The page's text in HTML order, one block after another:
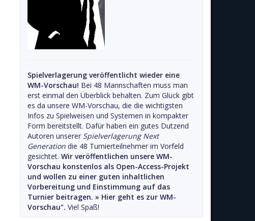
Spielverlagerung veröffentlicht wieder eine
WM-Vorschau! Bei 48 Mannschaften muss man
erst einmal den Überblick behalten. Zum Glück gibt
es da unsere WM-Vorschau, die die wichtigsten
Infos zu Spielweisen und Systemen in kompakter
Form bereitstellt. Dafür haben ein gutes Dutzend
Autoren unserer Spielverlagerung Next
Generation die 48 Turnierteilnehmer im Vorfeld
gesichtet. Wir veröffentlichen unsere WM-
Vorschau konstenlos als Open-Access-Projekt
und wollen zu einer guten inhaltlichen
Vorbereitung und Einstimmung auf das
Turnier beitragen. » Hier geht es zur WM-
Vorschau". Viel Spaß!